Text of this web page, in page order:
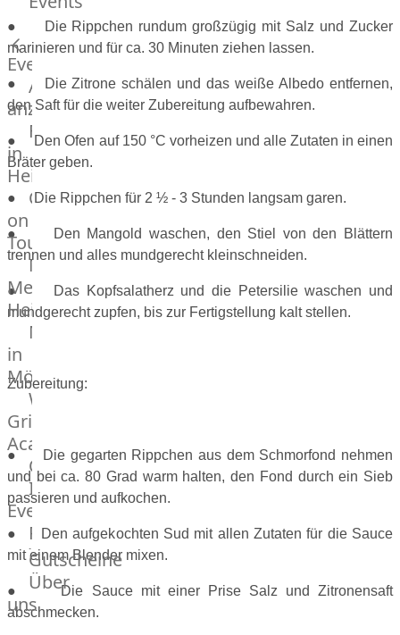
Hardware
Küchenhelfer
Grillgeräte
Beefer®
Gasgrills
Green
Egg
Grill
Nesmuk
Berkel
Dry
Aging
Schrank
Bücher
Poster
Events
Alle
anzeigen
Fleischkompetenz
in
Heinsberg
OTTO
on
Tour
Männer
Metzger
Heinsberg
Markthalle
in
Mönchengladbach
Weber®
Grill
Academy
OTTO@Home
Individuelle
Events
Partner
Kalender
Gästehaus
Villa
Glanzstoff
Gutscheine
Über
uns
● Die Rippchen rundum großzügig mit Salz und Zucker
marinieren und für ca. 30 Minuten ziehen lassen.
● Die Zitrone schälen und das weiße Albedo entfernen,
den Saft für die weiter Zubereitung aufbewahren.
● Den Ofen auf 150 °C vorheizen und alle Zutaten in einen
Bräter geben.
● Die Rippchen für 2 ½ - 3 Stunden langsam garen.
● Den Mangold waschen, den Stiel von den Blättern
trennen und alles mundgerecht kleinschneiden.
● Das Kopfsalatherz und die Petersilie waschen und
mundgerecht zupfen, bis zur Fertigstellung kalt stellen.
Zubereitung:
● Die gegarten Rippchen aus dem Schmorfond nehmen
und bei ca. 80 Grad warm halten, den Fond durch ein Sieb
passieren und aufkochen.
● Den aufgekochten Sud mit allen Zutaten für die Sauce
mit einem Blender mixen.
● Die Sauce mit einer Prise Salz und Zitronensaft
abschmecken.